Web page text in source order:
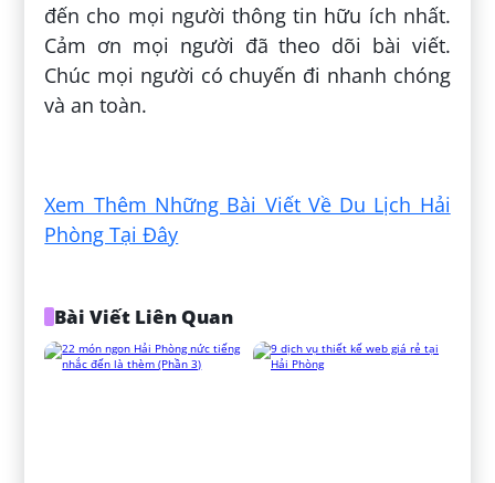
đến cho mọi người thông tin hữu ích nhất.
Cảm ơn mọi người đã theo dõi bài viết.
Chúc mọi người có chuyến đi nhanh chóng
và an toàn.
Xem Thêm Những Bài Viết Về Du Lịch Hải
Phòng Tại Đây
Bài Viết Liên Quan